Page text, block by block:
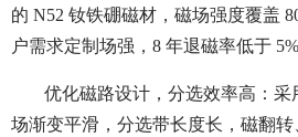
的 N52 钕铁硼磁材，磁场强度覆盖
户需求定制场强，8 年退磁率低于
优化磁路设计，分选效率高：
场渐变平滑，分选带长度长，磁翻